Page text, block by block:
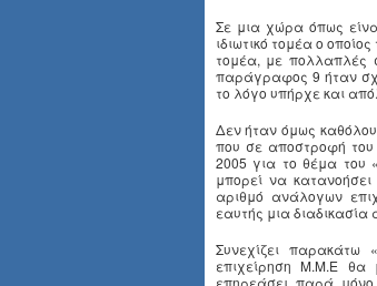
Σε μια χώρα όπως
ιδιωτικό τομέα ο
τομέα, με πολλαπλές
παράγραφος 9 ήταν
το λόγο υπήρχε και
Δεν ήταν όμως
που σε αποστροφή του
2005 για το θέμα του
μπορεί να
αριθμό ανάλογων
εαυτής μια
Συνεχίζει παρακάτω
επιχείρηση Μ.Μ.Ε θα
επηρεάσει παρά μόνο